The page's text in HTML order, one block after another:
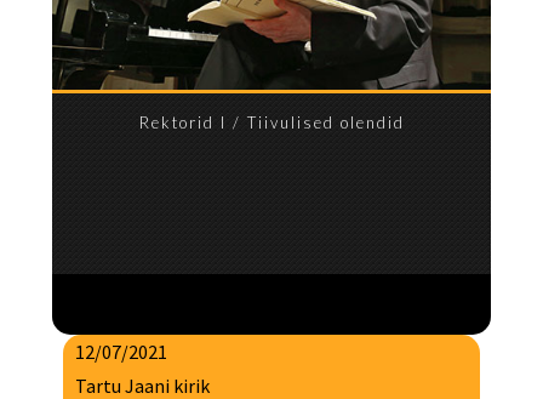
Rektorid I / Tiivulised olendid
12/07/2021
Tartu Jaani kirik